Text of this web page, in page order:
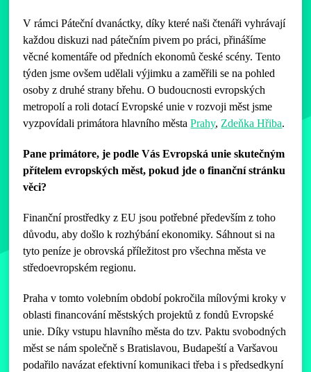
V rámci Páteční dvanáctky, díky které naši čtenáři vyhrávají
každou diskuzi nad pátečním pivem po práci, přinášíme
věcné komentáře od předních ekonomů české scény. Tento
týden jsme ovšem udělali výjimku a zaměřili se na pohled
osoby z druhé strany břehu. O budoucnosti evropských
metropolí a roli dotací Evropské unie v rozvoji měst jsme
vyzpovídali primátora hlavního městaPrahy,Zdeňka Hřiba.
Pane primátore, je podle Vás Evropská unie skutečným
přítelem evropských měst, pokud jde o finanční stránku
věci?
Finanční prostředky z EU jsou potřebné především z toho
důvodu, aby došlo k rozhýbání ekonomiky. Sáhnout si na
tyto peníze je obrovská příležitost pro všechna města ve
středoevropském regionu.
Praha v tomto volebním období pokročila mílovými kroky v
oblasti financování městských projektů z fondů Evropské
unie. Díky vstupu hlavního města do tzv. Paktu svobodných
měst se nám společně s Bratislavou, Budapeští a Varšavou
podařilo navázat efektivní komunikaci třeba i s předsedkyní